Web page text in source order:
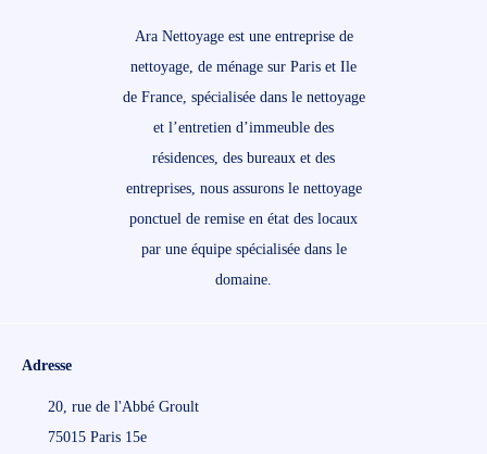
Ara Nettoyage est une entreprise de
nettoyage, de ménage sur Paris et Ile
de France, spécialisée dans le nettoyage
et l’entretien d’immeuble des
résidences, des bureaux et des
entreprises, nous assurons le nettoyage
ponctuel de remise en état des locaux
par une équipe spécialisée dans le
domaine.
Adresse
20, rue de l'Abbé Groult
75015 Paris 15e